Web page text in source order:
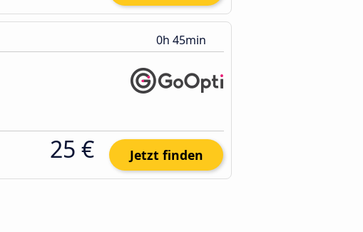
0h 45min
25 € Jetzt finden